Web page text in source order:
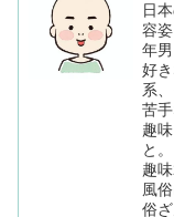
日
容
年男
好
系
苦
趣
と。
趣
風
俗